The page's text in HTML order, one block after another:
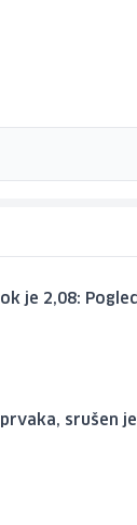
je 2,08:
srušen je